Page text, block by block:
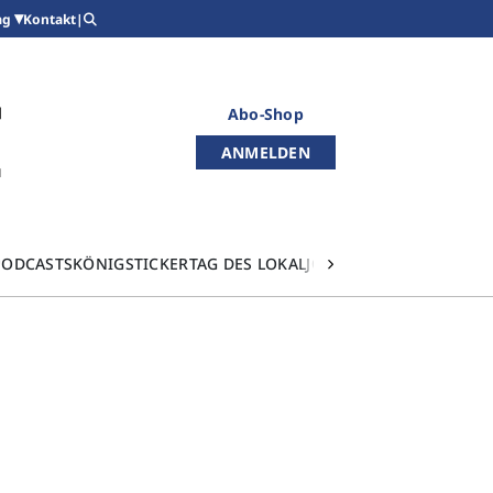
Kontakt|
Abo-Shop
ANMELDEN
KÖNIGSTICKERTAG DES LOKALJOURNALISMUS